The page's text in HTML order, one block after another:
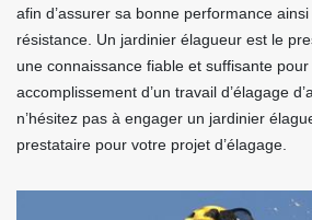
afin d’assurer sa bonne performance
résistance. Un jardinier élagueur est le
une connaissance fiable et suffisante
accomplissement d’un travail d’élagage
n’hésitez pas à engager un jardinier
prestataire pour votre projet d’élagage.